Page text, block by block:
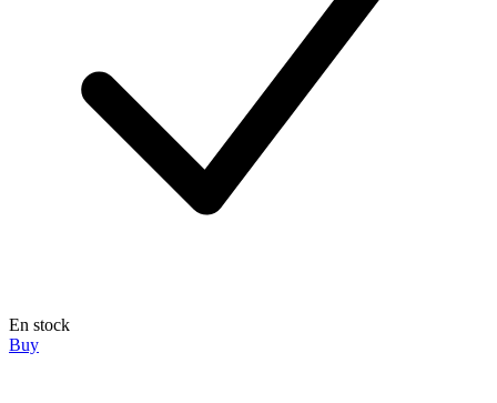
En stock
Buy